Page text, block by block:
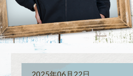
2025年06月22日